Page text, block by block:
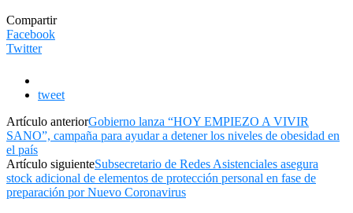
Compartir
Facebook
Twitter
tweet
Artículo anteriorGobierno lanza “HOY EMPIEZO A VIVIR
SANO”, campaña para ayudar a detener los niveles de obesidad en
el país
Artículo siguienteSubsecretario de Redes Asistenciales asegura
stock adicional de elementos de protección personal en fase de
preparación por Nuevo Coronavirus